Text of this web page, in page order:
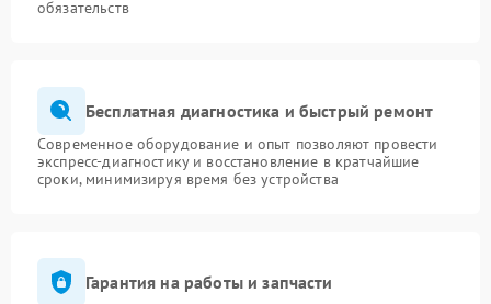
обязательств
Бесплатная диагностика и быстрый ремонт
Современное оборудование и опыт позволяют провести
экспресс-диагностику и восстановление в кратчайшие
сроки, минимизируя время без устройства
Гарантия на работы и запчасти